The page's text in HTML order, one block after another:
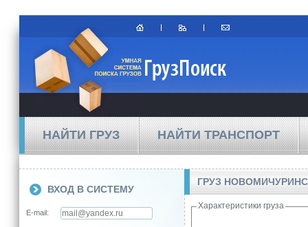
НАЙТИ ГРУЗ НАЙТИ ТРАНСПОРТ
ВХОД В СИСТЕМУ
E-mail:
ГРУЗ
Характеристики груза